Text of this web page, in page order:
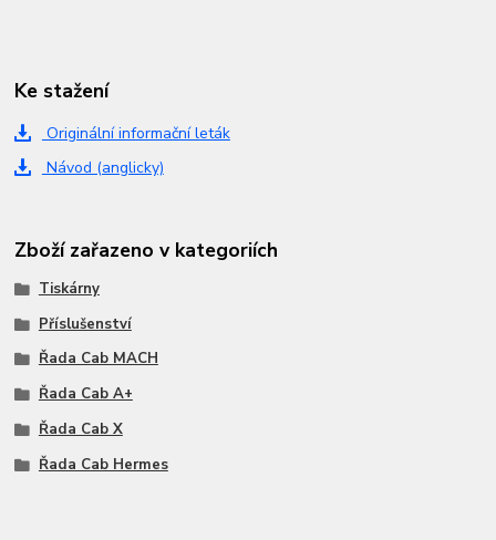
Ke stažení
Originální informační leták
Návod (anglicky)
Zboží zařazeno v kategoriích
Tiskárny
Příslušenství
Řada Cab MACH
Řada Cab A+
Řada Cab X
Řada Cab Hermes